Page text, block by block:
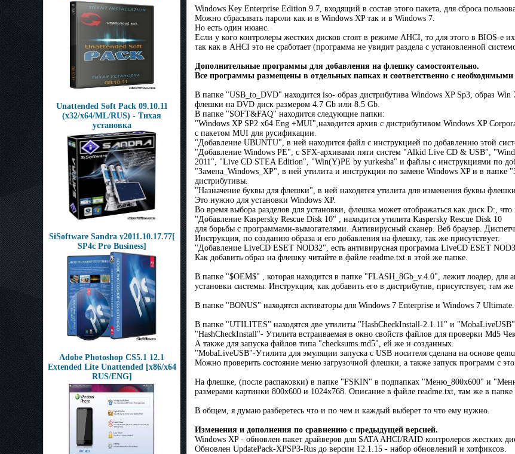
Unattended Soft Pack 09.10.11
(x32/x64/ML/RUS) - Тихая
установка
SiSoftware Sandra v2011.10.17.77[
SP4c Pro Business]
Adobe Photoshop CS5.1 12.1
Extended Lite Unattended [x86/x64
RUS/ENG]
Windows Key Enterprise Edition 9.7, входящий в состав этого пакета, для сброса
Можно сбрасывать пароли как и в Windows XP так и в Windows 7.
Но есть один нюанс.
Если у кого контролеры жестких дисков стоят в режиме AHCI, то для этого в BIOS-е
так как в AHCI это не сработает (программа не увидит раздела с установленной
Дополнительные программы для добавления на флешку самостоятельно.
Все программы размещены в отдельных папках и соответственно с
В папке "USB_to_DVD" находится iso- образ дистрибутива Windows XP Sp3, образ
флешки на DVD диск размером 4.7 Gb или 8.5 Gb.
В папке "SOFT&FAQ" находится следующие папки:
"Windows XP SP2 x64 Eng +MUI",находится архив с дистрибутивом Windows XP
с пакетом MUI для русификации.
"Добавление UBUNTU", в ней находится файл с инструкцией по добавлению этой
"Добавление Windows PE", с SFX-архивами пяти систем "Alkid Live CD & USB",
2011", "Live CD STEA Edition", "Win(Y)PE by yurkesha" и файлы с инструкциями по
"Замена_Windows_XP", в ней утилита и инструкции по замене Windows XP и в папке
дистрибутивы.
"Назначение буквы для флешки", в ней находятся утилита для изменения буквы флешки.
Это нужно для установки Windows XP.
Во время выбора разделов для установки, флешка может отображаться как диск D:, что
"Добавление Kaspersky Rescue Disk 10" , находится утилита Kaspersky Rescue Disk 10
для борьбы с программами-вымогателями. Антивирусный сканер. Веб браузер.
Инструкция, по созданию образа и его добавления на флешку, так же присутствует.
"Добавление LiveCD ESET NOD32", есть антивирусная программа LiveCD ESET
Как добавить образ на флешку читайте в файле readme.txt в этой же папке.
В папке "$OEM$" , которая находится в папке "FLASH_8Gb_v.4.0", лежит лоадер, для
установки системы. Инструкция, как добавить его в дистрибутив, присутствует, там
В папке "BONUS" находятся активаторы для Windows 7 Enterprise и Windows 7 Ultimate.
В папке "UTILITES" находятся две утилиты "HashCheckInstall-2.1.11" и "MobaLiveUSB".
"HashCheckInstall"- Утилита встраиваемая в окно свойств файлов для проверки Md5
А также для запуска файлов типа "checksums.md5", ей же и созданных.
"MobaLiveUSB"-Утилита для эмуляции запуска с USB носителя сделана на основе
Можно проверить состояние меню загрузочной флешки, а также запуск программ с
На флешке, (после распаковки) в папке "FSKIN" в подпапках "Меню_800х600" и
размерами картинки 800х600 и 1024х768. Описание в файле readme.txt, там же в папке
В общем, я думаю разберетесь что и по чем и каждый выберет то что ему нужно.
Изменения и дополнения по сравнению с предыдущей версией.
Windows XP - обновлен пакет драйверов для SATA AHCI/RAID контролеров жестких
Обновлен UpdatePack-XPSP3-Rus до версии 12.1.15 - набор обновлений и хотфиксов.